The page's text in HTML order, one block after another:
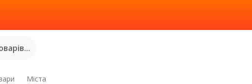
Міста